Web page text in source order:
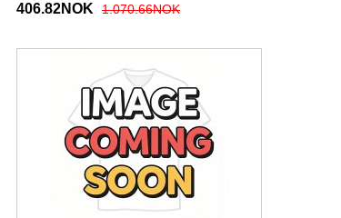
406.82NOK
1.070.66NOK